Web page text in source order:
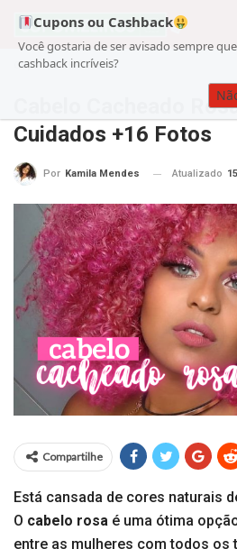
Cupons ou Cashback
Você gostaria de ser avisado sempre
cashback incríveis?
Cupom Beleza
Cabelo Cacheado
Cuidados +16 Fotos
Por Kamila Mendes Atualizado
Compartilhe
Está cansada de cores naturais
O cabelo rosa é uma ótima
entre as mulheres com todos os